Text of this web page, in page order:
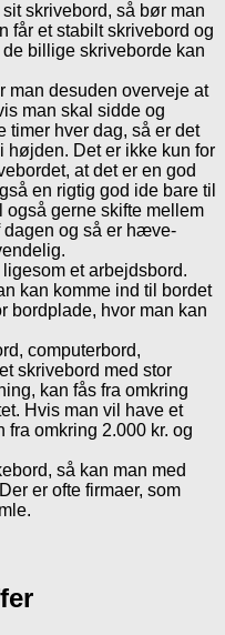
skrivebord, så bør man
får et stabilt skrivebord og
billige skriveborde kan
man desuden overveje at
man skal sidde og
timer hver dag, så er det
højden. Det er ikke kun for
at det er en god
en rigtig god ide bare til
gerne skifte mellem
dagen og så er hæve-
et arbejdsbord.
kan komme ind til bordet
bordplade, hvor man kan
computerbord,
skrivebord med stor
kan fås fra omkring
Hvis man vil have et
omkring 2.000 kr. og
så kan man med
er ofte firmaer, som